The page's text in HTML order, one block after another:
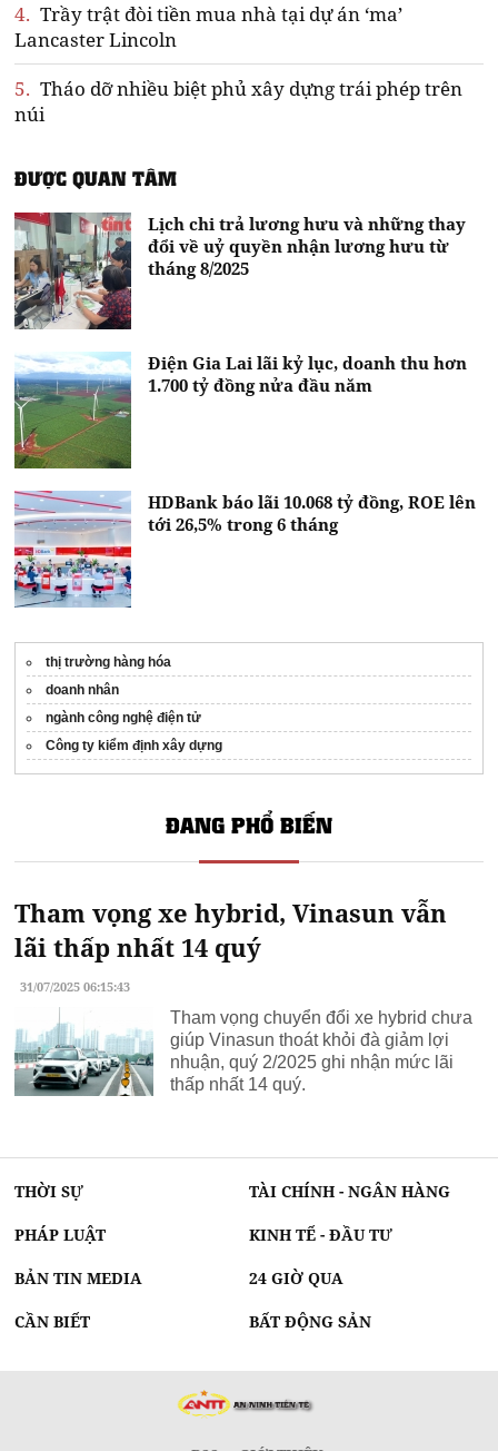
4. Trầy trật đòi tiền mua nhà tại dự án ‘ma’
Lancaster Lincoln
5. Tháo dỡ nhiều biệt phủ xây dựng trái phép trên
núi
ĐƯỢC QUAN TÂM
Lịch chi trả lương hưu và những thay
đổi về uỷ quyền nhận lương hưu từ
tháng 8/2025
Điện Gia Lai lãi kỷ lục, doanh thu hơn
1.700 tỷ đồng nửa đầu năm
HDBank báo lãi 10.068 tỷ đồng, ROE lên
tới 26,5% trong 6 tháng
thị trường hàng hóa
doanh nhân
ngành công nghệ điện tử
Công ty kiểm định xây dựng
ĐANG PHỔ BIẾN
Tham vọng xe hybrid, Vinasun vẫn
lãi thấp nhất 14 quý
31/07/2025 06:15:43
Tham vọng chuyển đổi xe hybrid chưa
giúp Vinasun thoát khỏi đà giảm lợi
nhuận, quý 2/2025 ghi nhận mức lãi
thấp nhất 14 quý.
THỜI SỰ TÀI CHÍNH - NGÂN HÀNG
PHÁP LUẬT KINH TẾ - ĐẦU TƯ
BẢN TIN MEDIA 24 GIỜ QUA
CẦN BIẾT BẤT ĐỘNG SẢN